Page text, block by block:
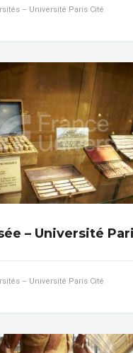
– Université Paris Cité
– Université
– Université Paris Cité